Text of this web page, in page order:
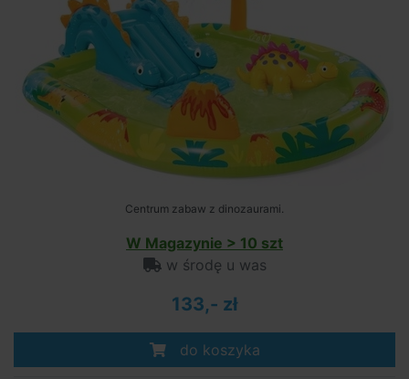
Centrum zabaw z dinozaurami.
W Magazynie > 10 szt
w środę u was
133,- zł
do koszyka